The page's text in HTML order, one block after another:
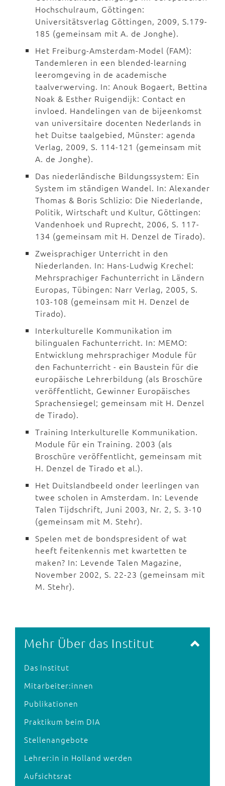
Hochschulraum, Göttingen:
Universitätsverlag Göttingen, 2009, S.179-
185 (gemeinsam mit A. de Jonghe).
Het Freiburg-Amsterdam-Model (FAM):
Tandemleren in een blended-learning
leeromgeving in de academische
taalverwerving. In: Anouk Bogaert, Bettina
Noak & Esther Ruigendijk: Contact en
invloed. Handelingen van de bijeenkomst
van universitaire docenten Nederlands in
het Duitse taalgebied, Münster: agenda
Verlag, 2009, S. 114-121 (gemeinsam mit
A. de Jonghe).
Das niederländische Bildungssystem: Ein
System im ständigen Wandel. In: Alexander
Thomas & Boris Schlizio: Die Niederlande,
Politik, Wirtschaft und Kultur, Göttingen:
Vandenhoek und Ruprecht, 2006, S. 117-
134 (gemeinsam mit H. Denzel de Tirado).
Zweisprachiger Unterricht in den
Niederlanden. In: Hans-Ludwig Krechel:
Mehrsprachiger Fachunterricht in Ländern
Europas, Tübingen: Narr Verlag, 2005, S.
103-108 (gemeinsam mit H. Denzel de
Tirado).
Interkulturelle Kommunikation im
bilingualen Fachunterricht. In: MEMO:
Entwicklung mehrsprachiger Module für
den Fachunterricht - ein Baustein für die
europäische Lehrerbildung (als Broschüre
veröffentlicht, Gewinner Europäisches
Sprachensiegel; gemeinsam mit H. Denzel
de Tirado).
Training Interkulturelle Kommunikation.
Module für ein Training. 2003 (als
Broschüre veröffentlicht, gemeinsam mit
H. Denzel de Tirado et al.).
Het Duitslandbeeld onder leerlingen van
twee scholen in Amsterdam. In: Levende
Talen Tijdschrift, Juni 2003, Nr. 2, S. 3-10
(gemeinsam mit M. Stehr).
Spelen met de bondspresident of wat
heeft feitenkennis met kwartetten te
maken? In: Levende Talen Magazine,
November 2002, S. 22-23 (gemeinsam mit
M. Stehr).
Mehr Über das Institut
Das Institut
Mitarbeiter:innen
Publikationen
Praktikum beim DIA
Stellenangebote
Lehrer:in in Holland werden
Aufsichtsrat